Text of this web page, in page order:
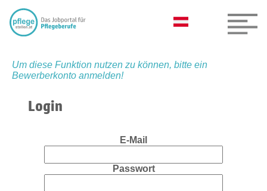
Um diese Funktion nutzen zu können, bitte ein
Bewerberkonto anmelden!
Login
E-Mail
Passwort